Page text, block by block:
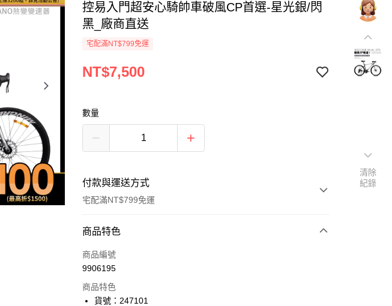
控易入門超安心騎帥車破風CP首選-星光銀/閃
黑_廠商直送
宅配滿NT$799免運
NT$7,500
數量
付款與運送方式
宅配滿NT$799免運
付款方式
icash Pay
數位禮券
商品特色
商品編號
9906195
商品特色
貨號：247101
清除
紀錄